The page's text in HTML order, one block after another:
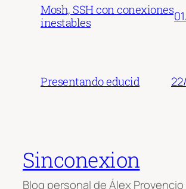
Mosh, SSH con conexiones
inestables
Presentando educid
Sinconexion
Blog personal de Álex Provencio